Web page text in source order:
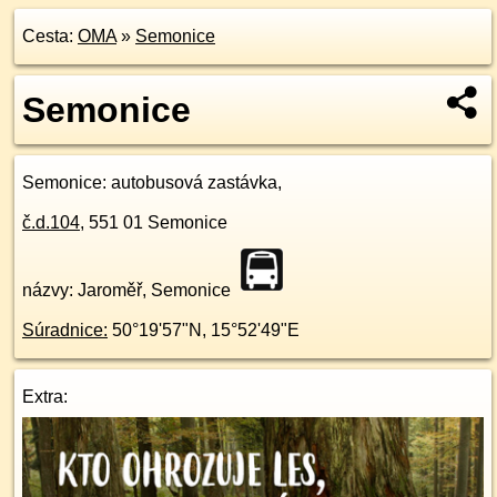
Cesta: OMA» Semonice
Semonice
Semonice: autobusová zastávka,
č.d.104, 551 01 Semonice
názvy: Jaroměř, Semonice
Súradnice: 50°19'57"N , 15°52'49"E
Extra: